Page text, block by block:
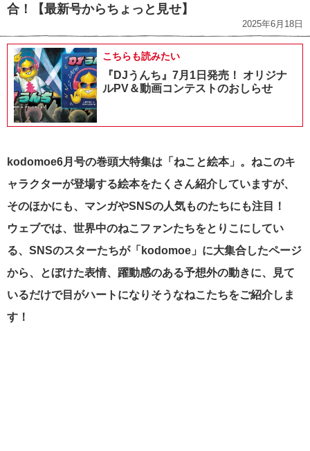
合！【最新号からちょっと見せ】
2025年6月18日
こちらも読みたい
『DJうんち』7月1日発売！ オリジナ
ルPV＆動画コンテストのおしらせ
kodomoe6月号の巻頭大特集は「ねこと絵本」。ねこのキ
ャラクターが登場する絵本をたくさん紹介していますが、
そのほかにも、マンガやSNSの人気ものたちにも注目！
ウェブでは、 世界中のねこファンたちをとりこにしてい
る、SNSのスターたちが「kodomoe」に大集合したページ
から、とぼけた表情、躍動感のある予想外の動きに、見て
いるだけで目がハートになりそうなねこたちをご紹介しま
す！